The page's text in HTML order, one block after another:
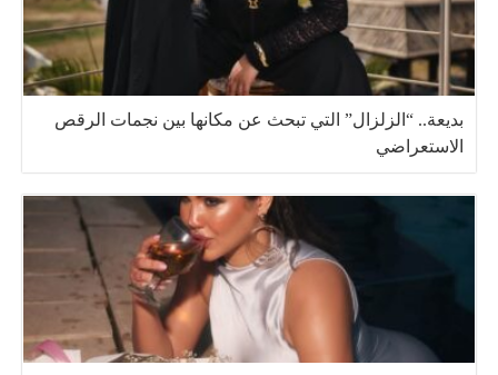
بديعة.. “الزلزال” التي تبحث عن مكانها بين نجمات الرقص
الاستعراضي